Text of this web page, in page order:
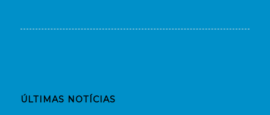
ÚLTIMAS NOTÍCIAS